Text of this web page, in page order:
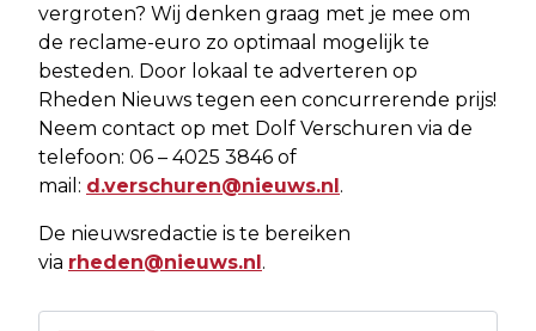
vergroten? Wij denken graag met je mee om
de reclame-euro zo optimaal mogelijk te
besteden. Door lokaal te adverteren op
Rheden Nieuws tegen een concurrerende prijs!
Neem contact op met Dolf Verschuren via de
telefoon: 06 – 4025 3846 of
mail: d.verschuren@nieuws.nl.
De nieuwsredactie is te bereiken
via rheden@nieuws.nl.